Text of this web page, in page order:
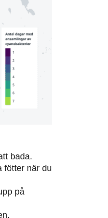
bada.
fötter när du
på